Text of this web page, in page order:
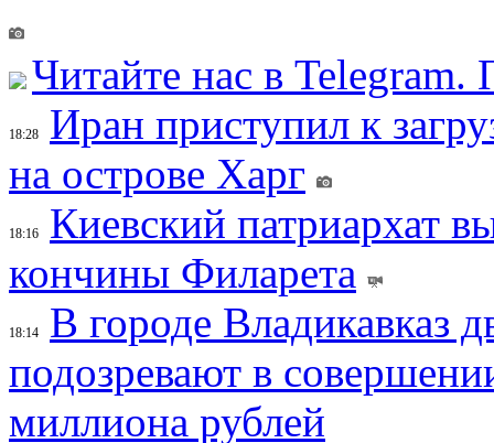
Читайте нас в
18:28
Иран приступил к
на острове Харг
18:16
Киевский патриархат
кончины Филарета
18:14
В городе Владикавказ
подозревают в
миллиона рублей